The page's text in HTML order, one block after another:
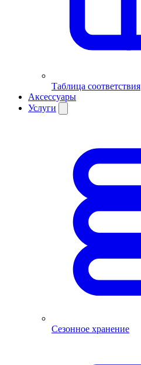
Таблица соответствия
Аксессуары
Услуги
Сезонное хранение